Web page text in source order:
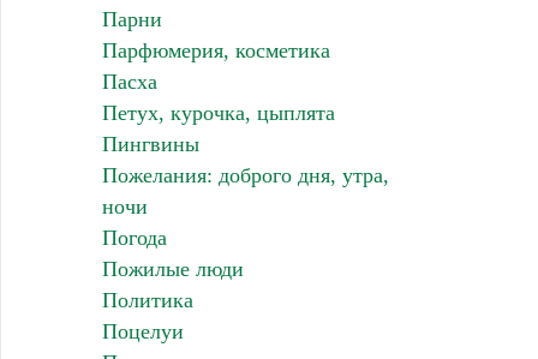
Парни
Парфюмерия, косметика
Пасха
Петух, курочка, цыплята
Пингвины
Пожелания: доброго дня, утра,
ночи
Погода
Пожилые люди
Политика
Поцелуи